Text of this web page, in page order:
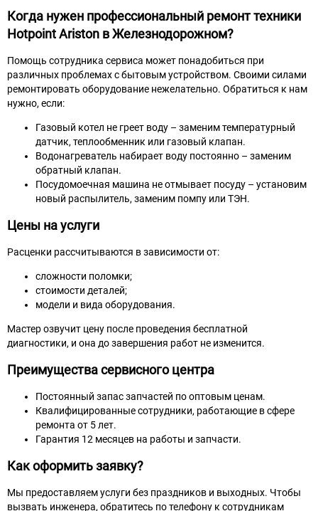
Когда нужен профессиональный ремонт техники
Hotpoint Ariston в Железнодорожном?
Помощь сотрудника сервиса может понадобиться при
различных проблемах с бытовым устройством. Своими силами
ремонтировать оборудование нежелательно. Обратиться к нам
нужно, если:
Газовый котел не греет воду – заменим температурный
датчик, теплообменник или газовый клапан.
Водонагреватель набирает воду постоянно – заменим
обратный клапан.
Посудомоечная машина не отмывает посуду – установим
новый распылитель, заменим помпу или ТЭН.
Цены на услуги
Расценки рассчитываются в зависимости от:
сложности поломки;
стоимости деталей;
модели и вида оборудования.
Мастер озвучит цену после проведения бесплатной
диагностики, и она до завершения работ не изменится.
Преимущества сервисного центра
Постоянный запас запчастей по оптовым ценам.
Квалифицированные сотрудники, работающие в сфере
ремонта от 5 лет.
Гарантия 12 месяцев на работы и запчасти.
Как оформить заявку?
Мы предоставляем услуги без праздников и выходных. Чтобы
вызвать инженера, обратитесь по телефону к сотрудникам